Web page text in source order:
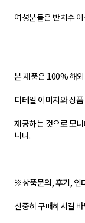
여성분들은 반치수
본 제품은 100% 해
디테일 이미지와 상
제공하는 것으로 모
니다.
※상품문의, 후기, 인
신중히 구매하시길